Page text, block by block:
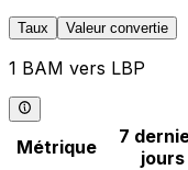
Taux Valeur convertie
1 BAM vers LBP
Métrique
7
jours